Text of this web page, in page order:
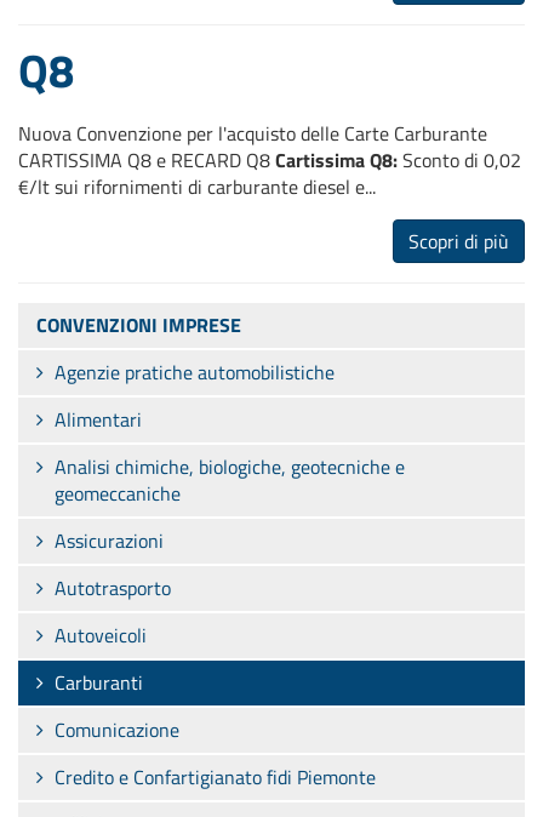
Q8
Nuova Convenzione per l'acquisto delle Carte Carburante
CARTISSIMA Q8 e RECARD Q8Cartissima Q8:Sconto di 0,02
€/lt sui rifornimenti di carburante diesel e...
Scopri di più
CONVENZIONI IMPRESE
Agenzie pratiche automobilistiche
Alimentari
Analisi chimiche, biologiche, geotecniche e
geomeccaniche
Assicurazioni
Autotrasporto
Autoveicoli
Carburanti
Comunicazione
Credito e Confartigianato fidi Piemonte